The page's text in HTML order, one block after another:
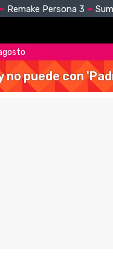
Remake Persona 3
puede con